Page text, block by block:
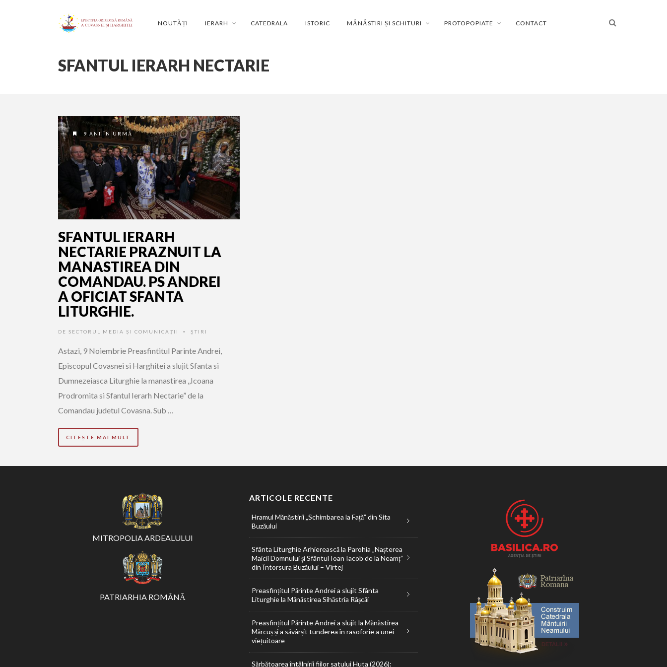
NOUTĂȚI IERARH CATEDRALA ISTORIC MĂNĂSTIRI ȘI SCHITURI PROTOPOPIATE CONTACT
SFANTUL IERARH NECTARIE
9 ANI ÎN URMĂ
SFANTUL IERARH
NECTARIE PRAZNUIT LA
MANASTIREA DIN
COMANDAU. PS ANDREI
A OFICIAT SFANTA
LITURGHIE.
DE SECTORUL MEDIA ȘI COMUNICAȚII • ŞTIRI
Astazi, 9 Noiembrie Preasfintitul Parinte Andrei,
Episcopul Covasnei si Harghitei a slujit Sfanta si
Dumnezeiasca Liturghie la manastirea ,,Icoana
Prodromita si Sfantul Ierarh Nectarie” de la
Comandau judetul Covasna. Sub …
CITEȘTE MAI MULT
MITROPOLIA ARDEALULUI
PATRIARHIA ROMÂNĂ
ARTICOLE RECENTE
Hramul Mănăstirii „Schimbarea la Față” din Sita
Buzăului
Sfânta Liturghie Arhierească la Parohia „Nașterea
Maicii Domnului și Sfântul Ioan Iacob de la Neamț”
din Întorsura Buzăului – Vîrtej
Preasfințitul Părinte Andrei a slujit Sfânta
Liturghie la Mănăstirea Sihăstria Râșcăi
Preasfințitul Părinte Andrei a slujit la Mănăstirea
Mărcuș și a săvârșit tunderea în rasoforie a unei
viețuitoare
Sărbătoarea întâlnirii fiilor satului Huta (2026):